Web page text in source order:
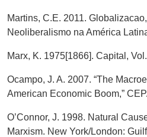
Martins, C.E. 2011.
Neoliberalismo na América
Marx, K. 1975[1866]. Capital,
Ocampo, J. A. 2007. “The
American Economic Boom,”
O’Connor, J. 1998. Natural
Marxism. New York/London: